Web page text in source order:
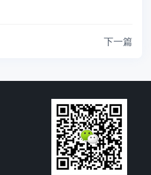
下一篇